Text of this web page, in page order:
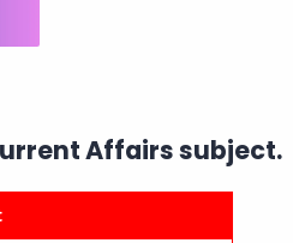
Affairssubject.